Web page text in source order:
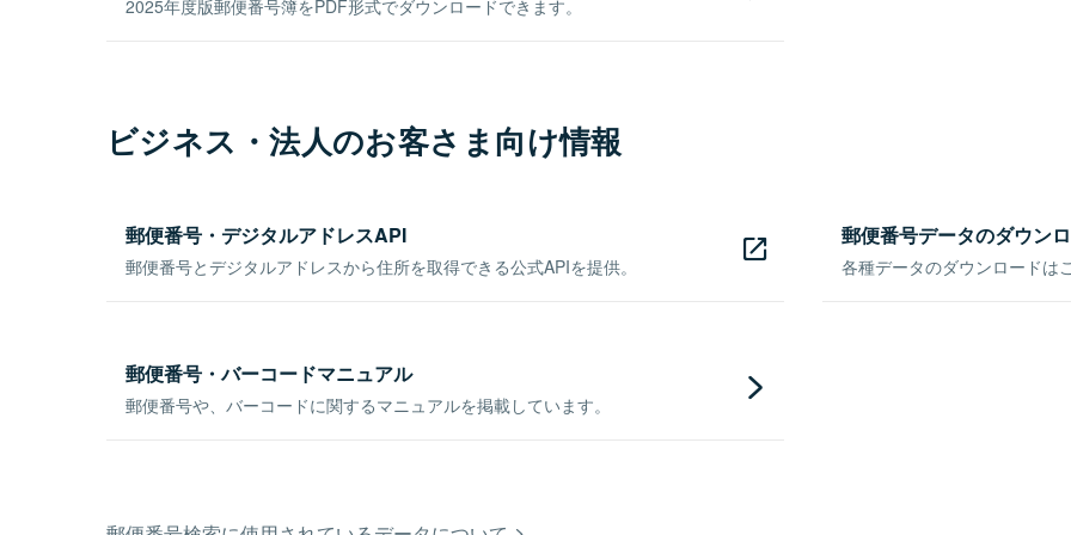
2025年度版郵便番号簿をPDF形式でダウンロードできます。
ビジネス・法人のお客さま向け情報
郵便番号・デジタルアドレスAPI
郵便番号とデジタルアドレスから住所を取得できる公式APIを提供。
郵便番号データのダウン
各種データのダウンロードは
郵便番号・バーコードマニュアル
郵便番号や、バーコードに関するマニュアルを掲載しています。